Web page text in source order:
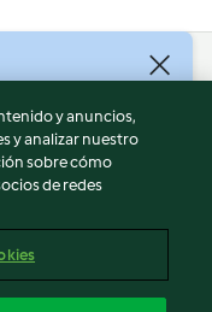
y anuncios,
y analizar nuestro
sobre cómo
de redes